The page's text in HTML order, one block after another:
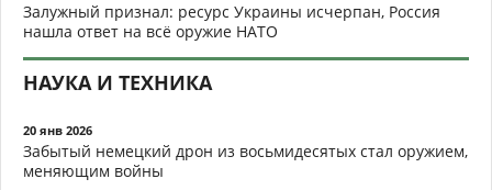
Залужный признал: ресурс Украины исчерпан, Россия
нашла ответ на всё оружие НАТО
НАУКА И ТЕХНИКА
20 янв 2026
Забытый немецкий дрон из восьмидесятых стал оружием,
меняющим войны